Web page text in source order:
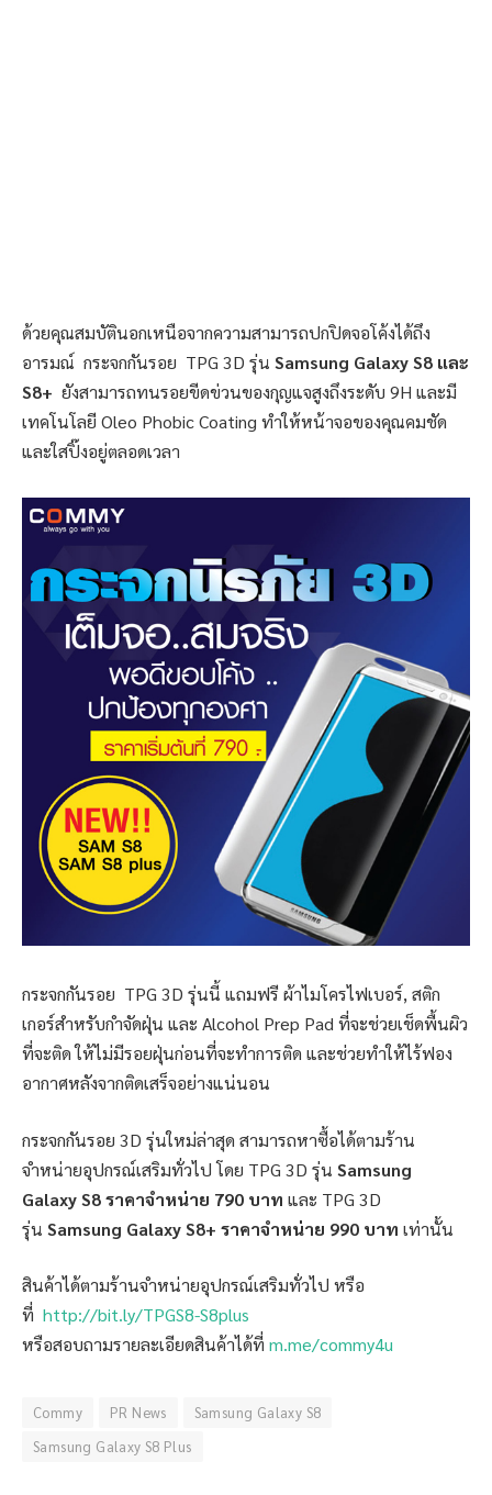
ด้วยคุณสมบัตินอกเหนือจากความสามารถปกปิดจอโค้งได้ถึง
อารมณ์ กระจกกันรอย TPG 3D รุ่น Samsung Galaxy S8 และ
S8+ ยังสามารถทนรอยขีดข่วนของกุญแจสูงถึงระดับ 9H และมี
เทคโนโลยี Oleo Phobic Coating ทำให้หน้าจอของคุณคมชัด
และใสปิ๊งอยู่ตลอดเวลา
กระจกกันรอย TPG 3D รุ่นนี้ แถมฟรี ผ้าไมโครไฟเบอร์, สติก
เกอร์สำหรับกำจัดฝุ่น และ Alcohol Prep Pad ที่จะช่วยเช็ดพื้นผิว
ที่จะติด ให้ไม่มีรอยฝุ่นก่อนที่จะทำการติด และช่วยทำให้ไร้ฟอง
อากาศหลังจากติดเสร็จอย่างแน่นอน
กระจกกันรอย 3D รุ่นใหม่ล่าสุด สามารถหาซื้อได้ตามร้าน
จำหน่ายอุปกรณ์เสริมทั่วไป โดย TPG 3D รุ่น Samsung
Galaxy S8 ราคาจำหน่าย 790 บาท และ TPG 3D
รุ่น Samsung Galaxy S8+ ราคาจำหน่าย 990 บาท เท่านั้น
สินค้าได้ตามร้านจำหน่ายอุปกรณ์เสริมทั่วไป หรือ
ที่ http://bit.ly/TPGS8-S8plus
หรือสอบถามรายละเอียดสินค้าได้ที่ m.me/commy4u
Commy PR News
Samsung Galaxy S8
Samsung Galaxy S8 Plus